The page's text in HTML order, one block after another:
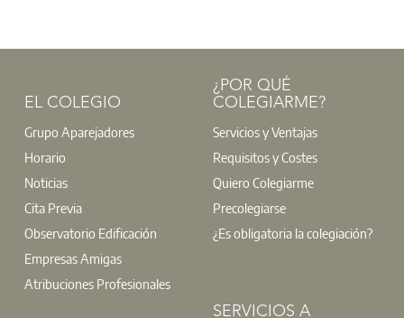
EL COLEGIO
Grupo Aparejadores
Horario
Noticias
Cita Previa
Observatorio Edificación
Empresas Amigas
Atribuciones Profesionales
¿POR QUÉ
COLEGIARME?
Servicios y Ventajas
Requisitos y Costes
Quiero Colegiarme
Precolegiarse
¿Es obligatoria la colegiación?
SERVICIOS A